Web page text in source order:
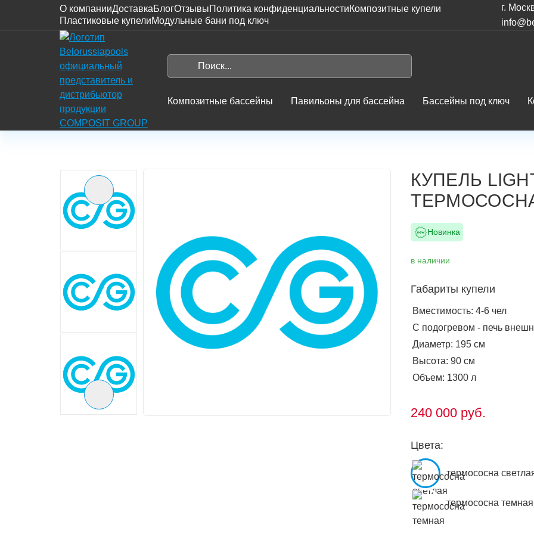
О компанииДоставкаБлогОтзывыПолитика конфиденциальностиКомпозитные купели
Пластиковые купелиМодульные бани под ключ
г.
На
главную
Поиск...Search
Композитные бассейны Павильоны для бассейна Бассейны под ключ
Главная Каталог
КУПЕЛЬ
Новинка
в наличии
Габариты купели
Вместимость: 4-6 чел
С подогревом - печь
Диаметр: 195 см
Высота: 90 см
Объем: 1300 л
240 000 руб.
Цвета:
термососна
термососна темная
Предыдущий слайд
Следующий слайд